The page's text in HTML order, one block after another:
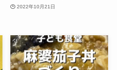
2022年10月21日